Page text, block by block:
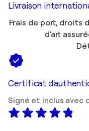
Livraison
Frais de port, droits
d'art
Certificat
Signé et inclus avec